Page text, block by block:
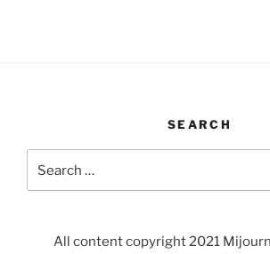
SEARCH
All content copyright 2021